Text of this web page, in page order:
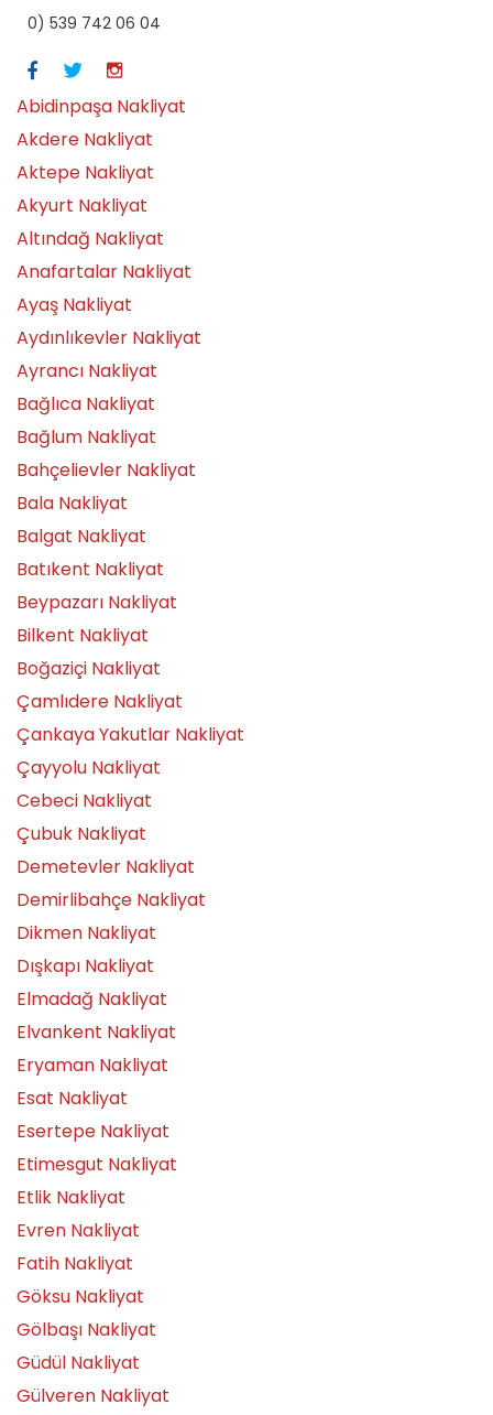
0) 539 742 06 04
Abidinpaşa Nakliyat
Akdere Nakliyat
Aktepe Nakliyat
Akyurt Nakliyat
Altındağ Nakliyat
Anafartalar Nakliyat
Ayaş Nakliyat
Aydınlıkevler Nakliyat
Ayrancı Nakliyat
Bağlıca Nakliyat
Bağlum Nakliyat
Bahçelievler Nakliyat
Bala Nakliyat
Balgat Nakliyat
Batıkent Nakliyat
Beypazarı Nakliyat
Bilkent Nakliyat
Boğaziçi Nakliyat
Çamlıdere Nakliyat
Çankaya Yakutlar Nakliyat
Çayyolu Nakliyat
Cebeci Nakliyat
Çubuk Nakliyat
Demetevler Nakliyat
Demirlibahçe Nakliyat
Dikmen Nakliyat
Dışkapı Nakliyat
Elmadağ Nakliyat
Elvankent Nakliyat
Eryaman Nakliyat
Esat Nakliyat
Esertepe Nakliyat
Etimesgut Nakliyat
Etlik Nakliyat
Evren Nakliyat
Fatih Nakliyat
Göksu Nakliyat
Gölbaşı Nakliyat
Güdül Nakliyat
Gülveren Nakliyat